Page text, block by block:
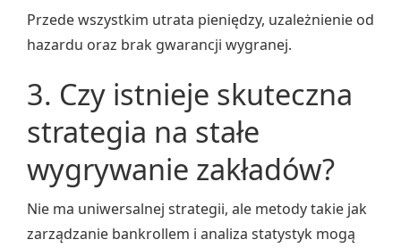
Przede wszystkim utrata pieniędzy, uzależnienie od
hazardu oraz brak gwarancji wygranej.
3. Czy istnieje skuteczna
strategia na stałe
wygrywanie zakładów?
Nie ma uniwersalnej strategii, ale metody takie jak
zarządzanie bankrollem i analiza statystyk mogą